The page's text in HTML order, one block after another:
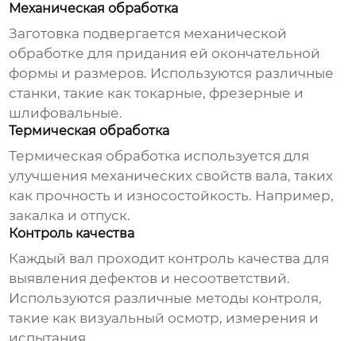
Механическая обработка
Заготовка подвергается механической
обработке для придания ей окончательной
формы и размеров. Используются различные
станки, такие как токарные, фрезерные и
шлифовальные.
Термическая обработка
Термическая обработка используется для
улучшения механических свойств вала, таких
как прочность и износостойкость. Например,
закалка и отпуск.
Контроль качества
Каждый вал проходит контроль качества для
выявления дефектов и несоответствий.
Используются различные методы контроля,
такие как визуальный осмотр, измерения и